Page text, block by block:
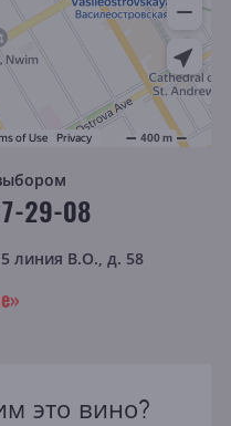
29-08
линия В.О., д. 58
это вино?